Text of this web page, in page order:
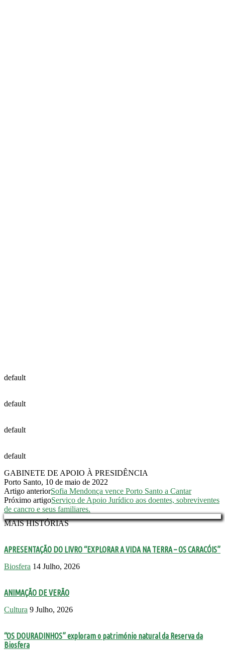
default
default
default
default
GABINETE DE APOIO À PRESIDÊNCIA
Porto Santo, 10 de maio de 2022
Artigo anteriorSofia Mendonça vence Porto Santo a Cantar
Próximo artigoServiço de Apoio Jurídico aos doentes, sobreviventes
de cancro e seus familiares.
MAIS HISTÓRIAS
APRESENTAÇÃO DO LIVRO “EXPLORAR A VIDA NA TERRA – OS CARACÓIS”
Biosfera 14 Julho, 2026
ANIMAÇÃO DE VERÃO
Cultura 9 Julho, 2026
“OS DOURADINHOS” exploram o património natural da Reserva da
Biosfera